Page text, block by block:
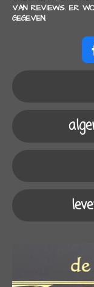
VAN REVIEWS. ER
GEGEVEN.